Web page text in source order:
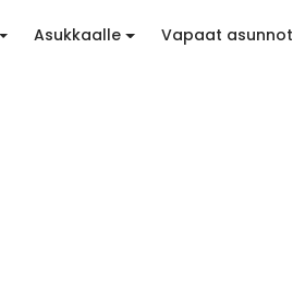
Asukkaalle Vapaat asunnot